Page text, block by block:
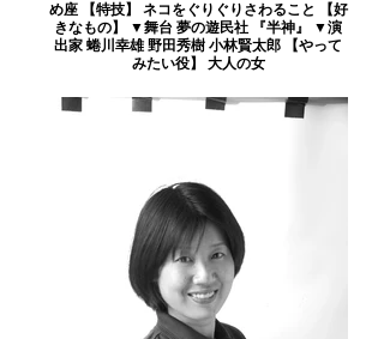
め座 【特技】 ネコをぐりぐりさわること 【好
きなもの】 ▼舞台 夢の遊民社 『半神』 ▼演
出家 蜷川幸雄 野田秀樹 小林賢太郎 【やって
みたい役】 大人の女